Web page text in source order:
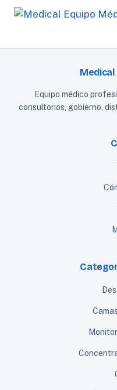
Medical
Equipo médico
consultorios, gobierno,